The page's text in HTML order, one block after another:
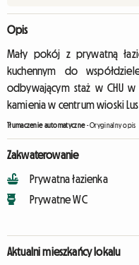
Opis
Mały pokój z prywatną
kuchennym do
odbywającym staż w CHU
kamienia w centrum wioski
Tłumaczenie automatyczne-Oryginalny opis
Zakwaterowanie
Prywatna łazienka
Prywatne WC
Aktualni mieszkańcy lokalu